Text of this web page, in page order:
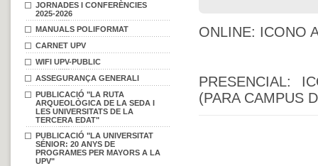
JORNADES I CONFERÈNCIES
2025-2026
MANUALS POLIFORMAT
CARNET UPV
WIFI UPV-PUBLIC
ASSEGURANÇA GENERALI
PUBLICACIÓ "LA RUTA
ARQUEOLÒGICA DE LA SEDA I
LES UNIVERSITATS DE LA
TERCERA EDAT"
PUBLICACIÓ "LA UNIVERSITAT
SÉNIOR: 20 ANYS DE
PROGRAMES PER MAYORS A LA
UPV"
ONLINE: ICONO
PRESENCIAL:
(PARA CAMPUS